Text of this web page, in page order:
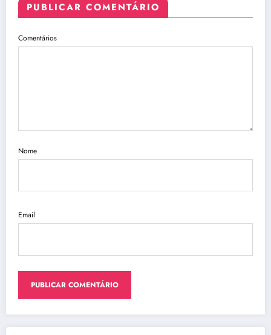
PUBLICAR COMENTÁRIO
Comentários
Nome
Email